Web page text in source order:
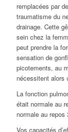
remplacées par
traumatisme du
drainage. Cette
sein chez la
peut prendre la
sensation de
picotements, au
nécessitent alors
La fonction
était normale au
normale au repos
Vos capacités